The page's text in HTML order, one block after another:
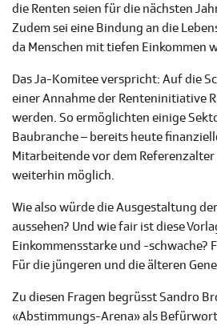
die Renten seien für die nächsten
Zudem sei eine Bindung an die
da Menschen mit tiefen Einkommen
Das Ja-Komitee verspricht: Auf die
einer Annahme der Renteninitiative
werden. So ermöglichten einige
Baubranche – bereits heute
Mitarbeitende vor dem Referenzalter
weiterhin möglich.
Wie also würde die Ausgestaltung
aussehen? Und wie fair ist diese
Einkommensstarke und -schwache?
Für die jüngeren und die älteren
Zu diesen Fragen begrüsst Sandro
«Abstimmungs-Arena» als